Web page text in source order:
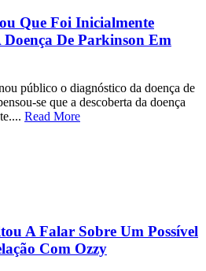
Que Foi Inicialmente
De Parkinson Em
público o diagnóstico da doença de
se que a descoberta da doença
Read More
A Falar Sobre Um Possível
Com Ozzy